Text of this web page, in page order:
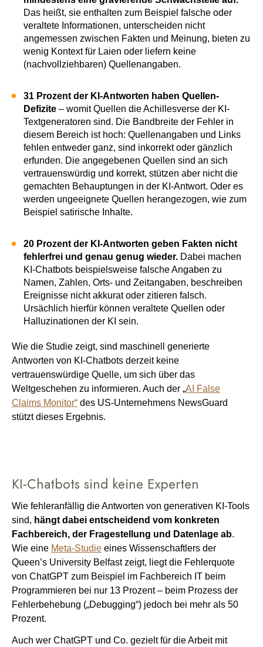
Das heißt, sie enthalten zum Beispiel falsche oder
veraltete Informationen, unterscheiden nicht
angemessen zwischen Fakten und Meinung, bieten zu
wenig Kontext für Laien oder liefern keine
(nachvollziehbaren) Quellenangaben.
31 Prozent der KI-Antworten haben Quellen-
Defizite – womit Quellen die Achillesverse der KI-
Textgeneratoren sind. Die Bandbreite der Fehler in
diesem Bereich ist hoch: Quellenangaben und Links
fehlen entweder ganz, sind inkorrekt oder gänzlich
erfunden. Die angegebenen Quellen sind an sich
vertrauenswürdig und korrekt, stützen aber nicht die
gemachten Behauptungen in der KI-Antwort. Oder es
werden ungeeignete Quellen herangezogen, wie zum
Beispiel satirische Inhalte.
20 Prozent der KI-Antworten geben Fakten nicht
fehlerfrei und genau genug wieder. Dabei machen
KI-Chatbots beispielsweise falsche Angaben zu
Namen, Zahlen, Orts- und Zeitangaben, beschreiben
Ereignisse nicht akkurat oder zitieren falsch.
Ursächlich hierfür können veraltete Quellen oder
Halluzinationen der KI sein.
Wie die Studie zeigt, sind maschinell generierte
Antworten von KI-Chatbots derzeit keine
vertrauenswürdige Quelle, um sich über das
Weltgeschehen zu informieren. Auch der „AI False
Claims Monitor“ des US-Unternehmens NewsGuard
stützt dieses Ergebnis.
KI-Chatbots sind keine Experten
Wie fehleranfällig die Antworten von generativen KI-Tools
sind, hängt dabei entscheidend vom konkreten
Fachbereich, der Fragestellung und Datenlage ab.
Wie eine Meta-Studie eines Wissenschaftlers der
Queen’s University Belfast zeigt, liegt die Fehlerquote
von ChatGPT zum Beispiel im Fachbereich IT beim
Programmieren bei nur 13 Prozent – beim Prozess der
Fehlerbehebung („Debugging“) jedoch bei mehr als 50
Prozent.
Auch wer ChatGPT und Co. gezielt für die Arbeit mit